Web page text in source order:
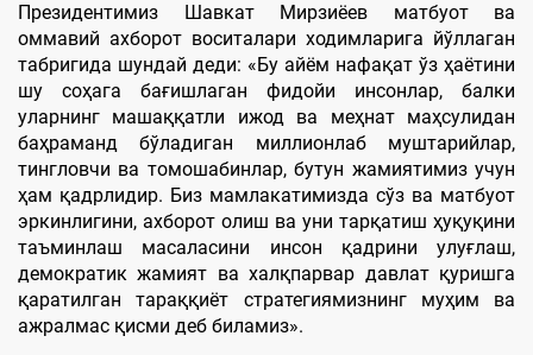
Президентимиз Шавкат Мирзиёев матбуот ва
оммавий ахборот воситалари ходимларига йўллаган
табригида шундай деди: «Бу айём нафақат ўз ҳаётини
шу соҳага бағишлаган фидойи инсонлар, балки
уларнинг машаққатли ижод ва меҳнат маҳсулидан
баҳраманд бўладиган миллионлаб муштарийлар,
тингловчи ва томошабинлар, бутун жамиятимиз учун
ҳам қадрлидир. Биз мамлакатимизда сўз ва матбуот
эркинлигини, ахборот олиш ва уни тарқатиш ҳуқуқини
таъминлаш масаласини инсон қадрини улуғлаш,
демократик жамият ва халқпарвар давлат қуришга
қаратилган тараққиёт стратегиямизнинг муҳим ва
ажралмас қисми деб биламиз».